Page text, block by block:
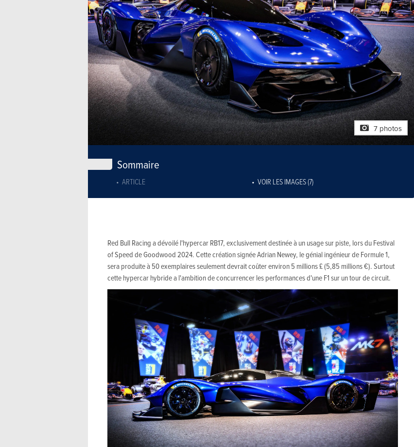
7 photos
Sommaire
ARTICLE VOIR LES IMAGES (7)
Red Bull Racing a dévoilé l'hypercar RB17, exclusivement destinée à un usage sur piste, lors du Festival
of Speed de Goodwood 2024. Cette création signée Adrian Newey, le génial ingénieur de Formule 1,
sera produite à 50 exemplaires seulement devrait coûter environ 5 millions £ (5,85 millions €). Surtout
cette hypercar hybride a l'ambition de concurrencer les performances d'une F1 sur un tour de circuit.